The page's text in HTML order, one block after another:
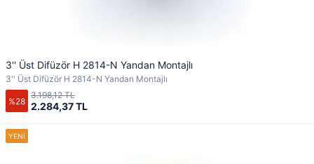
3'' Üst Difüzör H 2814-N Yandan Montajlı
3'' Üst Difüzör H 2814-N Yandan Montajlı
%28 2.284,37 TL
3.198,12 TL